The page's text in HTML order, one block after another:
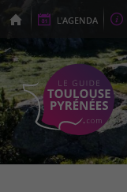
L'AGENDA